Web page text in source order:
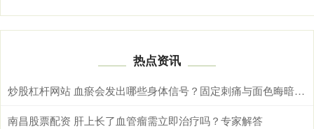
热点资讯
炒股杠杆网站 血瘀会发出哪些身体信号？固定刺痛与面色晦暗需综合辨别
南昌股票配资 肝上长了血管瘤需立即治疗吗？专家解答